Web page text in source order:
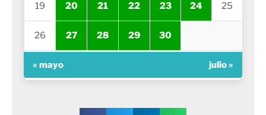
19 20 21 22 23 24 25
26 27 28 29 30
« mayo julio »